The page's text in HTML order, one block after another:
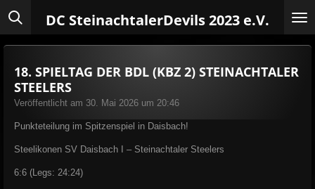
Zum
HauptinhaltDC SteinachtalerDevils 2023 e.V.
18. SPIELTAG DER BDL (KBZ 2) STEINACHTALER
STEELERS
Veröffentlicht am 30. Mai 2026 um 20:46
Punkteteilung im Spitzenspiel in Daisbach!
Steelikonen SV Daisbach I – Steinachtaler Steelers
6:6 (Legs: 24:24)